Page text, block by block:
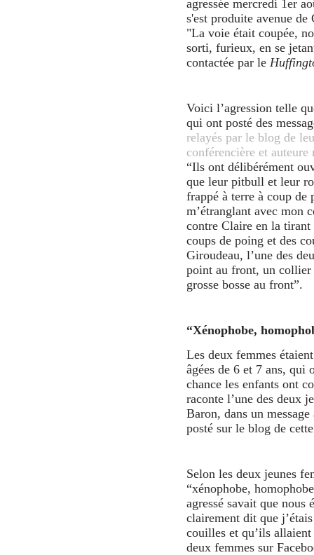
agressée mercredi 1er
s'est produite avenue
"La voie était coupée,
sorti, furieux, en se
contactée par le
Voici l’agression telle
qui ont posté des
relayés par le blog de
conférencière et
“Ils ont délibérément
que leur pitbull et leur
frappé à terre à coup de
m’étranglant avec mon
contre Claire en la tirant
coups de poing et des
Giroudeau, l’une des
point au front, un collier
grosse bosse au front”.
“Xénophobe,
Les deux femmes
âgées de 6 et 7 ans, qui
chance les enfants ont
raconte l’une des deux
Baron, dans un
posté sur le blog de
Selon les deux jeunes
“xénophobe,
agressé savait que nous
clairement dit que
couilles et qu’ils
deux femmes sur